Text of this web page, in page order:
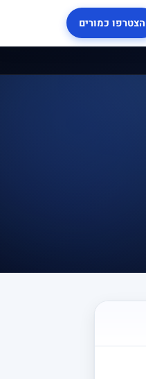
הצטרפו כמורים